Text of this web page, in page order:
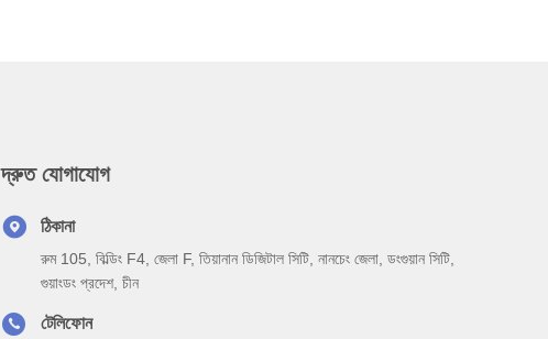
দ্রুত যোগাযোগ
ঠিকানা
রুম 105, বিল্ডিং F4, জেলা F, তিয়ানান ডিজিটাল সিটি, নানচেং জেলা, ডংগুয়ান সিটি,
গুয়াংডং প্রদেশ, চীন
টেলিফোন